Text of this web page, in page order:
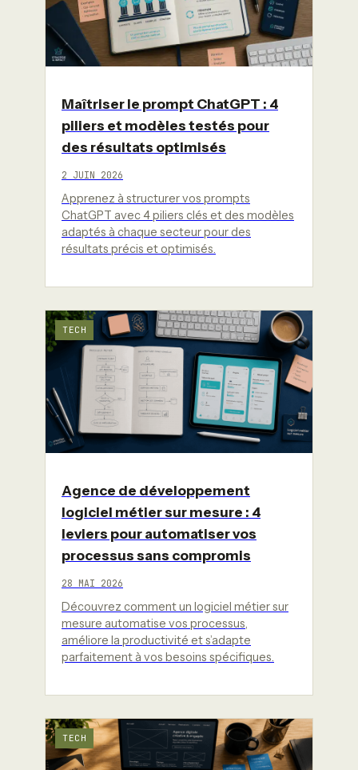
Maîtriser le prompt ChatGPT : 4
piliers et modèles testés pour
des résultats optimisés
2 JUIN 2026
Apprenez à structurer vos prompts
ChatGPT avec 4 piliers clés et des modèles
adaptés à chaque secteur pour des
résultats précis et optimisés.
TECH
Agence de développement
logiciel métier sur mesure : 4
leviers pour automatiser vos
processus sans compromis
28 MAI 2026
Découvrez comment un logiciel métier sur
mesure automatise vos processus,
améliore la productivité et s’adapte
parfaitement à vos besoins spécifiques.
TECH